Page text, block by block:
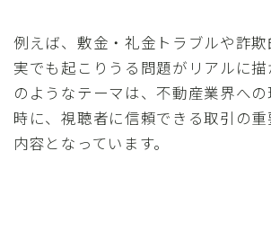
例えば、敷金・礼金トラブルや詐
実でも起こりうる問題がリアルに描
のようなテーマは、不動産業界へ
時に、視聴者に信頼できる取引の
内容となっています。